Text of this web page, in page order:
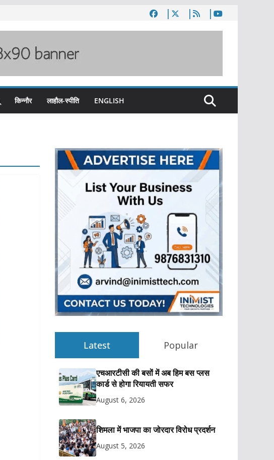
किन्नौर लाहौल-स्पीति ENGLISH
Latest Popular
एचआरटीसी की बसों में अब हिम बस प्लस
कार्ड से होगा रियायती सफर
August 6, 2026
शिमला में भाजपा का जोरदार विरोध प्रदर्शन
August 5, 2026